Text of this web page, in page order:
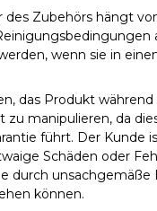
des Zubehörs hängt
wenn sie in
das Produkt während
zu manipulieren, da
führt. Der Kunde
Schäden oder
durch unsachgemäße
können.